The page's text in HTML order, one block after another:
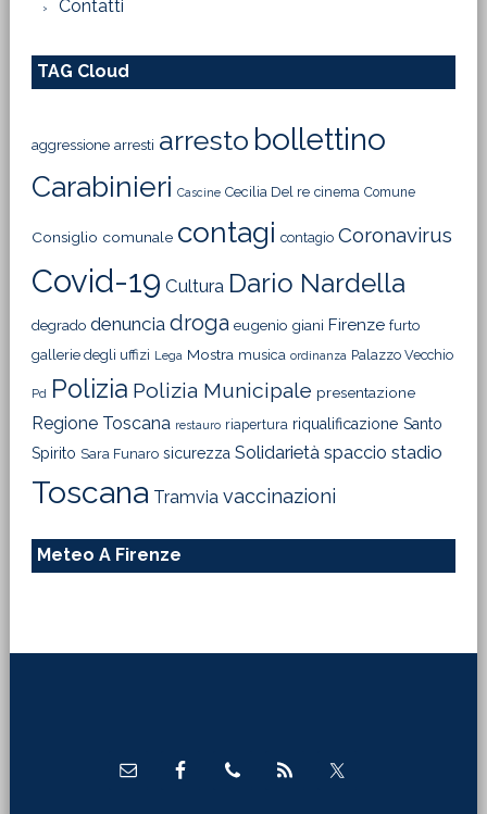
Contatti
TAG Cloud
aggressione arresti arresto bollettino
Carabinieri Cascine Cecilia Del re cinema Comune
Consiglio comunale contagi contagio Coronavirus
Covid-19 Cultura Dario Nardella
degrado denuncia droga eugenio giani Firenze furto
gallerie degli uffizi Lega Mostra musica ordinanza Palazzo Vecchio
Pd Polizia Polizia Municipale presentazione
Regione Toscana restauro riapertura riqualificazione Santo
Spirito Sara Funaro sicurezza Solidarietà spaccio stadio
Toscana Tramvia vaccinazioni
Meteo A Firenze